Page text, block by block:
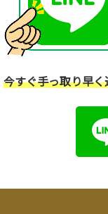
今すぐ手っ取り早